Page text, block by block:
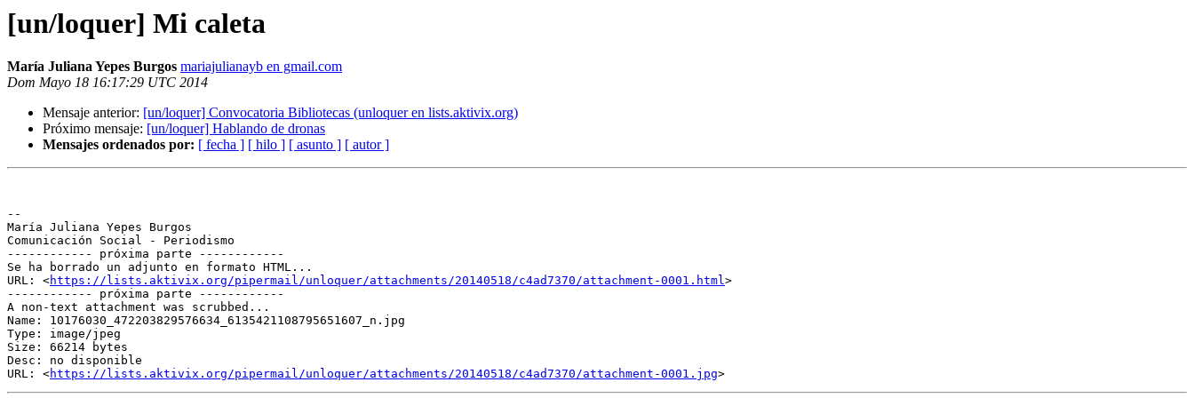
[un/loquer] Mi caleta
María Juliana Yepes Burgos mariajulianayb en gmail.com
Dom Mayo 18 16:17:29 UTC 2014
Mensaje anterior: [un/loquer] Convocatoria Bibliotecas (unloquer en lists.aktivix.org)
Próximo mensaje: [un/loquer] Hablando de dronas
Mensajes ordenados por: [ fecha ] [ hilo ] [ asunto ] [ autor ]
--
María Juliana Yepes Burgos
Comunicación Social - Periodismo
------------ próxima parte ------------
Se ha borrado un adjunto en formato HTML...
URL: <https://lists.aktivix.org/pipermail/unloquer/attachments/20140518/c4ad7370/attachment-0001.html>
------------ próxima parte ------------
A non-text attachment was scrubbed...
Name: 10176030_472203829576634_6135421108795651607_n.jpg
Type: image/jpeg
Size: 66214 bytes
Desc: no disponible
URL: <https://lists.aktivix.org/pipermail/unloquer/attachments/20140518/c4ad7370/attachment-0001.jpg